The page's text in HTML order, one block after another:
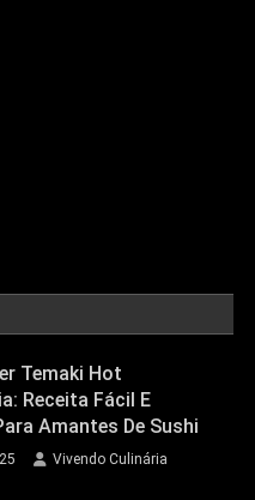
Temaki Hot
Receita Fácil E
Amantes De Sushi
Vivendo Culinária